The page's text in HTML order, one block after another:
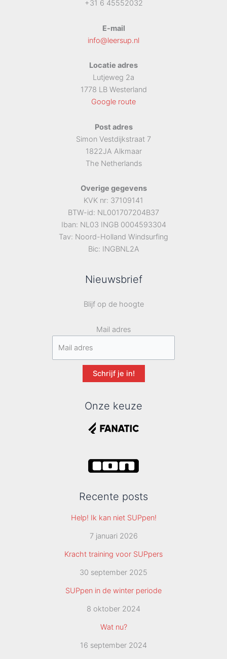
+31 6 45552032
E-mail
info@leersup.nl
Locatie adres
Lutjeweg 2a
1778 LB Westerland
Google route
Post adres
Simon Vestdijkstraat 7
1822JA Alkmaar
The Netherlands
Overige gegevens
KVK nr: 37109141
BTW-id: NL001707204B37
Iban: NL03 INGB 0004593304
Tav: Noord-Holland Windsurfing
Bic: INGBNL2A
Nieuwsbrief
Blijf op de hoogte
Mail adres
Schrijf je in!
Onze keuze
Recente posts
Help! Ik kan niet SUPpen!
7 januari 2026
Kracht training voor SUPpers
30 september 2025
SUPpen in de winter periode
8 oktober 2024
Wat nu?
16 september 2024